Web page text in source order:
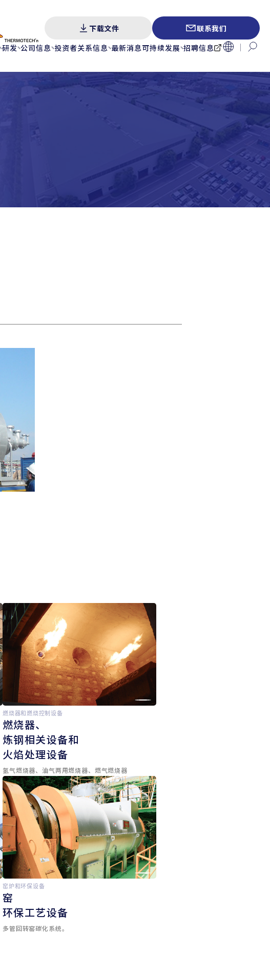
研发 公司信息 投资者关系信息 最新消息可持续发展 招聘信息
下载文件 联系我们
燃烧器和燃烧控制设备
燃烧器、
炼钢相关设备和
火焰处理设备
氢气燃烧器、油气两用燃烧器、燃气燃烧器
窑炉和环保设备
窑
环保工艺设备
多管回转窑碳化系统。